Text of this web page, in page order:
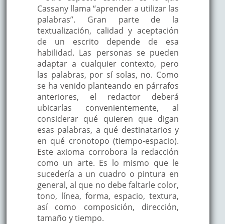
Cassany llama “aprender a utilizar las
palabras”. Gran parte de la
textualización, calidad y aceptación
de un escrito depende de esa
habilidad. Las personas se pueden
adaptar a cualquier contexto, pero
las palabras, por sí solas, no. Como
se ha venido planteando en párrafos
anteriores, el redactor deberá
ubicarlas convenientemente, al
considerar qué quieren que digan
esas palabras, a qué destinatarios y
en qué cronotopo (tiempo-espacio).
Este axioma corrobora la redacción
como un arte. Es lo mismo que le
sucedería a un cuadro o pintura en
general, al que no debe faltarle color,
tono, línea, forma, espacio, textura,
así como composición, dirección,
tamaño y tiempo.